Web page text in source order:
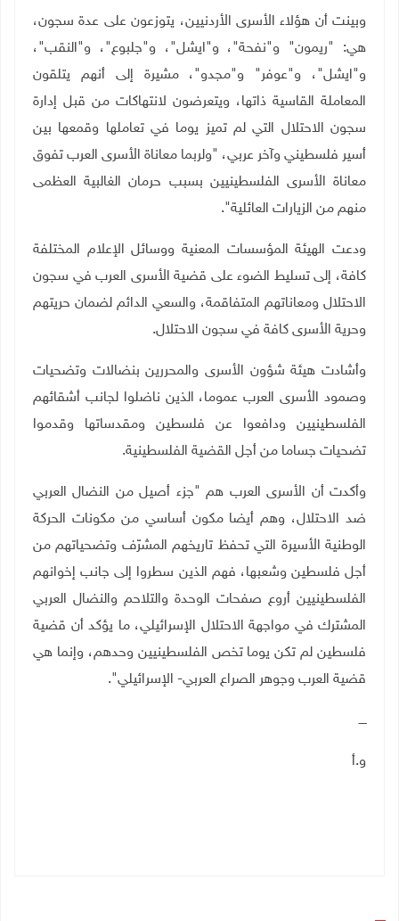
وبينت أن هؤلاء الأسرى الأردنيين، يتوزعون على عدة سجون،
هي: "ريمون" و"نفحة"، و"ايشل"، و"جلبوع"، و"النقب"،
و"ايشل"، و"عوفر" و"مجدو"، مشيرة إلى أنهم يتلقون
المعاملة القاسية ذاتها، ويتعرضون لانتهاكات من قبل إدارة
سجون الاحتلال التي لم تميز يوما في تعاملها وقمعها بين
أسير فلسطيني وآخر عربي، "ولربما معاناة الأسرى العرب تفوق
معاناة الأسرى الفلسطينيين بسبب حرمان الغالبية العظمى
منهم من الزيارات العائلية".
ودعت الهيئة المؤسسات المعنية ووسائل الإعلام المختلفة
كافة، إلى تسليط الضوء على قضية الأسرى العرب في سجون
الاحتلال ومعاناتهم المتفاقمة، والسعي الدائم لضمان حريتهم
وحرية الأسرى كافة في سجون الاحتلال.
وأشادت هيئة شؤون الأسرى والمحررين بنضالات وتضحيات
وصمود الأسرى العرب عموما، الذين ناضلوا لجانب أشقائهم
الفلسطينيين ودافعوا عن فلسطين ومقدساتها وقدموا
تضحيات جساما من أجل القضية الفلسطينية.
وأكدت أن الأسرى العرب هم "جزء أصيل من النضال العربي
ضد الاحتلال، وهم أيضا مكون أساسي من مكونات الحركة
الوطنية الأسيرة التي تحفظ تاريخهم المشرّف وتضحياتهم من
أجل فلسطين وشعبها، فهم الذين سطروا إلى جانب إخوانهم
الفلسطينيين أروع صفحات الوحدة والتلاحم والنضال العربي
المشترك في مواجهة الاحتلال الإسرائيلي، ما يؤكد أن قضية
فلسطين لم تكن يوما تخص الفلسطينيين وحدهم، وإنما هي
قضية العرب وجوهر الصراع العربي- الإسرائيلي".
ــــ
و.أ